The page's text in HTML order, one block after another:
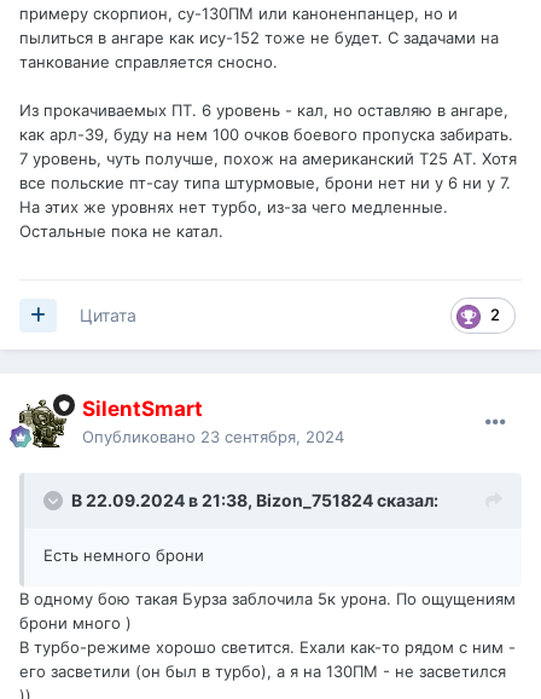
примеру скорпион, су-130ПМ или каноненпанцер, но и
пылиться в ангаре как ису-152 тоже не будет. С задачами на
танкование справляется сносно.
Из прокачиваемых ПТ. 6 уровень - кал, но оставляю в ангаре,
как арл-39, буду на нем 100 очков боевого пропуска забирать.
7 уровень, чуть получше, похож на американский Т25 АТ. Хотя
все польские пт-сау типа штурмовые, брони нет ни у 6 ни у 7.
На этих же уровнях нет турбо, из-за чего медленные.
Остальные пока не катал.
2
Цитата
SilentSmart
Опубликовано 23 сентября, 2024
В 22.09.2024 в 21:38, Bizon_751824сказал:
Есть немного брони
В одному бою такая Бурза заблочила 5к урона. По ощущениям
брони много )
В турбо-режиме хорошо светится. Ехали как-то рядом с ним -
его засветили (он был в турбо), а я на 130ПМ - не засветился